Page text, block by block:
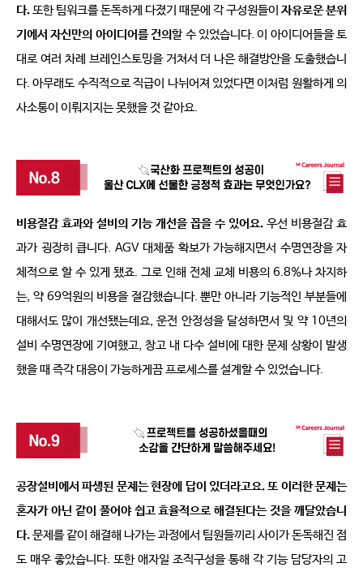
다.또한 팀워크를 돈독하게 다졌기 때문에 각 구성원들이 자유로운 분위
기에서 자신만의 아이디어를 건의할 수 있었습니다. 이 아이디어들을 토
대로 여러 차례 브레인스토밍을 거쳐서 더 나은 해결방안을 도출했습니
다. 아무래도 수직적으로 직급이 나뉘어져 있었다면 이처럼 원활하게 의
사소통이 이뤄지지는 못했을 것 같아요.
비용절감 효과와 설비의 기능 개선을 꼽을 수 있어요. 우선 비용절감 효
과가 굉장히 큽니다. AGV 대체품 확보가 가능해지면서 수명연장을 자
체적으로 할 수 있게 됐죠. 그로 인해 전체 교체 비용의 6.8%나 차지하
는, 약 69억원의 비용을 절감했습니다. 뿐만 아니라 기능적인 부분들에
대해서도 많이 개선됐는데요, 운전 안정성을 달성하면서 및 약 10년의
설비 수명연장에 기여했고, 창고 내 다수 설비에 대한 문제 상황이 발생
했을 때 즉각 대응이 가능하게끔 프로세스를 설계할 수 있었습니다.
공장설비에서 파생된 문제는 현장에 답이 있더라고요. 또 이러한 문제는
혼자가 아닌 같이 풀어야 쉽고 효율적으로 해결된다는 것을 깨달았습니
다.문제를 같이 해결해 나가는 과정에서 팀원들끼리 사이가 돈독해진 점
도 매우 좋았습니다. 또한 애자일 조직구성을 통해 각 기능 담당자의 고